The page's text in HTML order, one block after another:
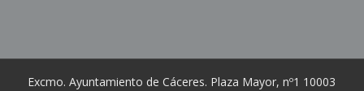
Excmo. Ayuntamiento de Cáceres. Plaza Mayor, nº1 10003